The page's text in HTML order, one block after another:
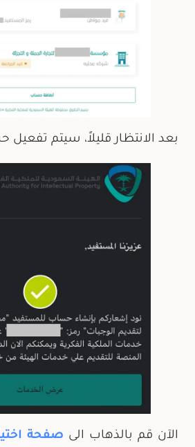
بعد الانتظار قليلاً، سيتم
الآن قم بالذهاب الى صفحة